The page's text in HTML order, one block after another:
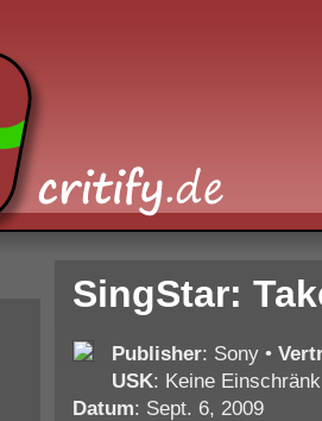
SingStar:
Publisher: Sony•
USK: Keine
Datum: Sept. 6, 2009